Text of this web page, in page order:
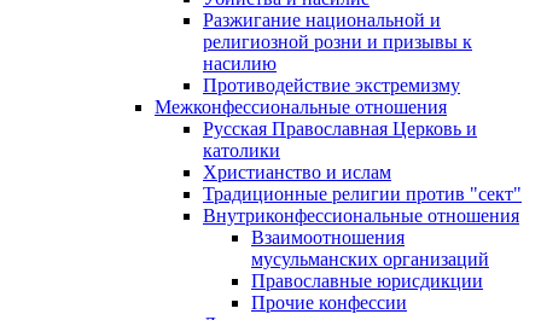
Разжигание национальной и
религиозной розни и призывы к
насилию
Противодействие экстремизму
Межконфессиональные отношения
Русская Православная Церковь и
католики
Христианство и ислам
Традиционные религии против "сект"
Внутриконфессиональные отношения
Взаимоотношения
мусульманских организаций
Православные юрисдикции
Прочие конфессии